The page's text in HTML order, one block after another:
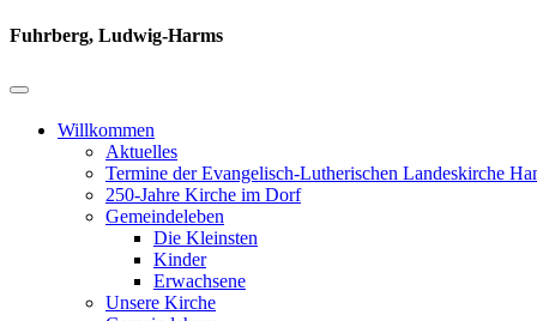
Fuhrberg, Ludwig-Harms
Willkommen
Aktuelles
Termine der Evangelisch-Lutherischen Landeskirche
250-Jahre Kirche im Dorf
Gemeindeleben
Die Kleinsten
Kinder
Erwachsene
Unsere Kirche